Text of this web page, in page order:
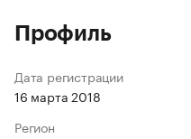
Профиль
Дата регистрации
16 марта 2018
Регион